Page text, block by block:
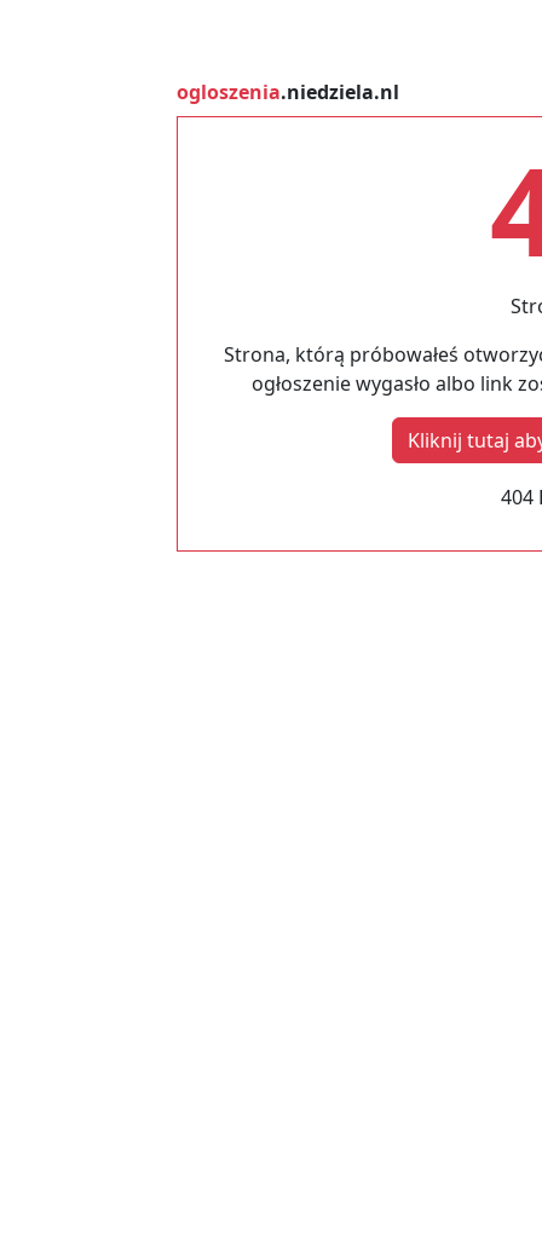
ogloszenia.niedziela.nl
Strona, którą próbowałeś
ogłoszenie wygasło albo link
Kliknij tutaj
404